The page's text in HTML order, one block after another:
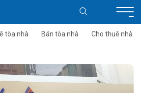
tòa nhà Bán tòa nhà Cho thuê nhà